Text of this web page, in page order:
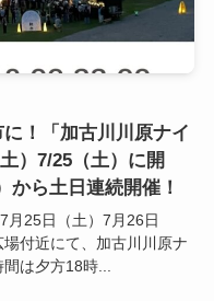
！「加古川川原ナイ
）7/25（土）に開
から土日連続開催！
月25日（土）7月26日
場付近にて、加古川川原ナ
は夕方18時...